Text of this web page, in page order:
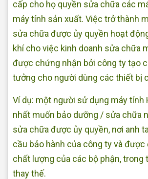
cấp cho họ quyền sửa chữa các
máy tính sản xuất. Việc trở thành
sửa chữa được ủy quyền hoạt
khí cho việc kinh doanh sửa chữa
được chứng nhận bởi công ty tạo
tưởng cho người dùng các thiết bị
Ví dụ: một người sử dụng máy tính
nhất muốn bảo dưỡng / sửa chữa
sửa chữa được ủy quyền, nơi anh
cầu bảo hành của công ty và được
chất lượng của các bộ phận, trong
thay thế.